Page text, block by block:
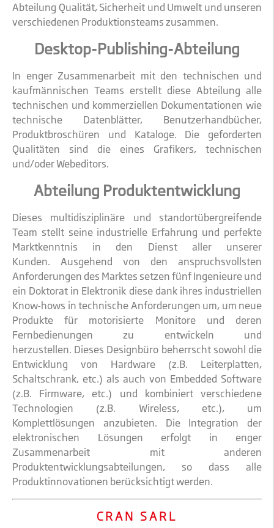
Abteilung Qualität, Sicherheit und Umwelt und unseren
verschiedenen Produktionsteams zusammen.
Desktop-Publishing-Abteilung
In enger Zusammenarbeit mit den technischen und
kaufmännischen Teams erstellt diese Abteilung alle
technischen und kommerziellen Dokumentationen wie
technische Datenblätter, Benutzerhandbücher,
Produktbroschüren und Kataloge. Die geforderten
Qualitäten sind die eines Grafikers, technischen
und/oder Webeditors.
Abteilung Produktentwicklung
Dieses multidisziplinäre und standortübergreifende
Team stellt seine industrielle Erfahrung und perfekte
Marktkenntnis in den Dienst aller unserer
Kunden. Ausgehend von den anspruchsvollsten
Anforderungen des Marktes setzen fünf Ingenieure und
ein Doktorat in Elektronik diese dank ihres industriellen
Know-hows in technische Anforderungen um, um neue
Produkte für motorisierte Monitore und deren
Fernbedienungen zu entwickeln und
herzustellen. Dieses Designbüro beherrscht sowohl die
Entwicklung von Hardware (z.B. Leiterplatten,
Schaltschrank, etc.) als auch von Embedded Software
(z.B. Firmware, etc.) und kombiniert verschiedene
Technologien (z.B. Wireless, etc.), um
Komplettlösungen anzubieten. Die Integration der
elektronischen Lösungen erfolgt in enger
Zusammenarbeit mit anderen
Produktentwicklungsabteilungen, so dass alle
Produktinnovationen berücksichtigt werden.
CRAN SARL